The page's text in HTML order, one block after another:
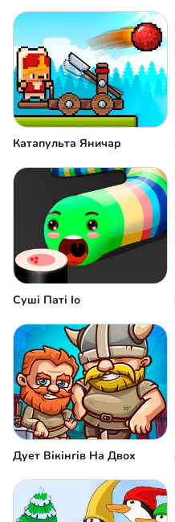
Катапульта Яничар
Суші Паті Іо
Дует Вікінгів На Двох